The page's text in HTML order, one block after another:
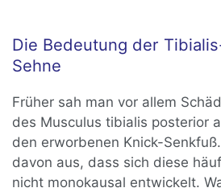
Die Bedeutung der
Sehne
Früher sah man vor allem
des Musculus tibialis posterior
den erworbenen Knick-
davon aus, dass sich diese
nicht monokausal entwickelt.